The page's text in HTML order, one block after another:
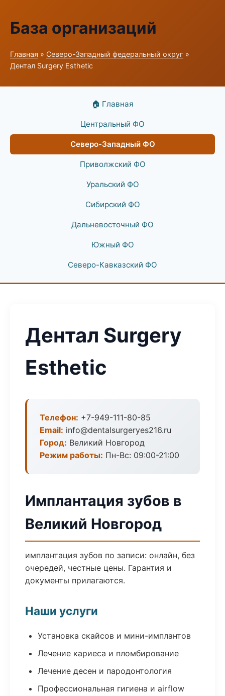
База организаций
Главная » Северо-Западный федеральный округ »
Дентал Surgery Esthetic
🏠 Главная
Центральный ФО
Северо-Западный ФО
Приволжский ФО
Уральский ФО
Сибирский ФО
Дальневосточный ФО
Южный ФО
Северо-Кавказский ФО
Дентал Surgery
Esthetic
Телефон: +7-949-111-80-85
Email: info@dentalsurgeryes216.ru
Город: Великий Новгород
Режим работы: Пн-Вс: 09:00-21:00
Имплантация зубов в
Великий Новгород
имплантация зубов по записи: онлайн, без
очередей, честные цены. Гарантия и
документы прилагаются.
Наши услуги
Установка скайсов и мини-имплантов
Лечение кариеса и пломбирование
Лечение десен и пародонтология
Профессиональная гигиена и airflow